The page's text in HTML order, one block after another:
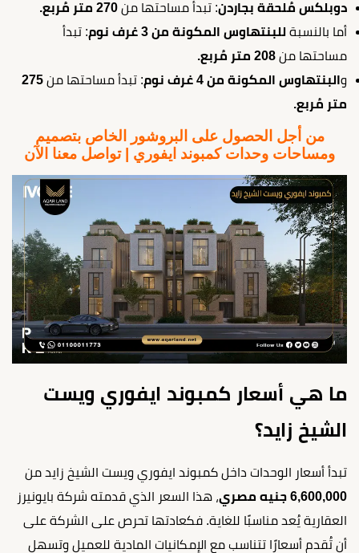
دوبلكس مُلحقة بجاردن: تبدأ مساحتها من 270 متر مُربع.
أما بالنسبة للبنتهاوس المكونة من 3 غرف نوم
: تبدأ
مساحتها من 208 متر مُربع.
والبنتهاوس المكونة من 4 غرف نوم : تبدأ مساحتها من 275
متر مُربع.
من أجل الحصول على البروشور الخاص بتصميم
ومساحات وحدات كمبوند ايفوري | تواصل معنا الآن
ما هي أسعار كمبوند ايفوري ويست
الشيخ زايد؟
تبدأ أسعار الوحدات داخل كمبوند ايفوري ويست الشيخ زايد من
6,600,000 جنيه مصري
، هذا السعر الذي قدمته شركة بايونيرز
العقارية يُعد مناسبًا للغاية. فكعادتها تحرص على الشركة على
أن تُقدم أسعارًا تتناسب مع الإمكانيات المادية للعميل وتسهل